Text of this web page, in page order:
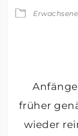
früher
wieder